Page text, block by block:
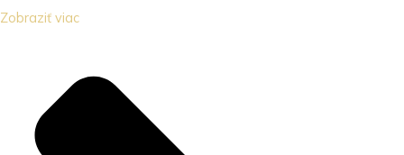
Zobraziť viac